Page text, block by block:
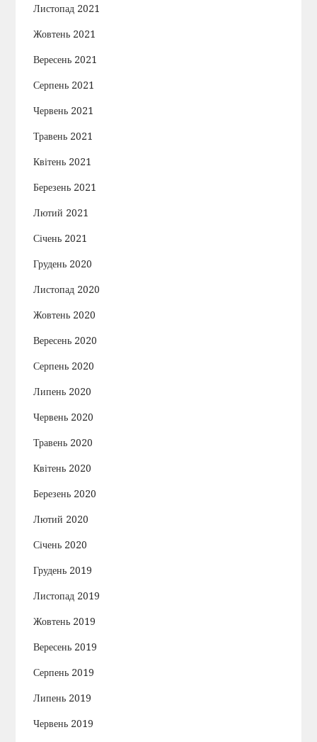
Листопад 2021
Жовтень 2021
Вересень 2021
Серпень 2021
Червень 2021
Травень 2021
Квітень 2021
Березень 2021
Лютий 2021
Січень 2021
Грудень 2020
Листопад 2020
Жовтень 2020
Вересень 2020
Серпень 2020
Липень 2020
Червень 2020
Травень 2020
Квітень 2020
Березень 2020
Лютий 2020
Січень 2020
Грудень 2019
Листопад 2019
Жовтень 2019
Вересень 2019
Серпень 2019
Липень 2019
Червень 2019